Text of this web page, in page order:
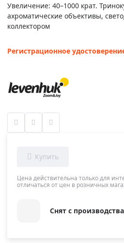
Увеличение: 40–1000 крат.
ахроматические объективы,
коллектором
Регистрационное
Цена действительна только для
отличаться от цен в розничных
Снят с производства